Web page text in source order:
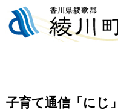
子育て通信「にじ